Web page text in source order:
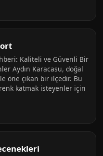
Kaliteli ve Güvenli Bir
Aydın Karacasu, doğal
öne çıkan bir ilçedir. Bu
katmak isteyenler için